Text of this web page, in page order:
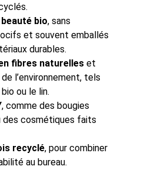
bio, sans
et souvent emballés
durables.
fibres naturelles et
l’environnement, tels
ou le lin.
, comme des bougies
des cosmétiques faits
recyclé, pour combiner
au bureau.